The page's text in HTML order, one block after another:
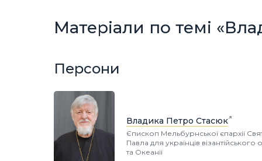
Матеріали по темі
Персони
Владика Петро Стасюк
Єпископ Мельбурнської єпархії
Павла для українців візантійського
та Океанії